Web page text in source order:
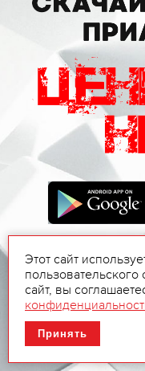
Этот сайт
сайт, вы
Принять